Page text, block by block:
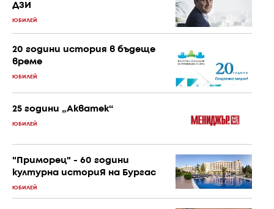
ДЗИ
ЮБИЛЕЙ
20 години история в бъдеще
време
ЮБИЛЕЙ
25 години „Акватек“
ЮБИЛЕЙ
"Приморец" - 60 години
културна историЯ на Бургас
ЮБИЛЕЙ